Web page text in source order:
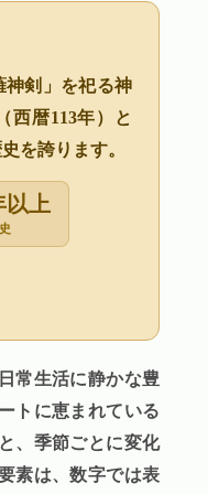
神剣」を祀る神
西暦113年）と
を誇ります。
以上
常生活に静かな豊
トに恵まれている
、季節ごとに変化
素は、数字では表